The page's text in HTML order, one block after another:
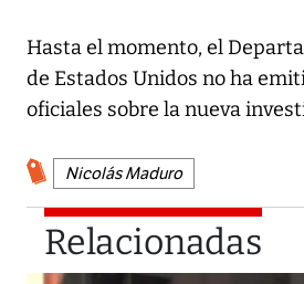
Hasta el momento, el
de Estados Unidos no ha
oficiales sobre la nueva
Nicolás Maduro
Relacionadas